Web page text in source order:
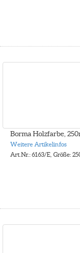
Borma Holzfarbe,
Weitere Artikelinfos
Art.Nr.: 6163/E, Größe: